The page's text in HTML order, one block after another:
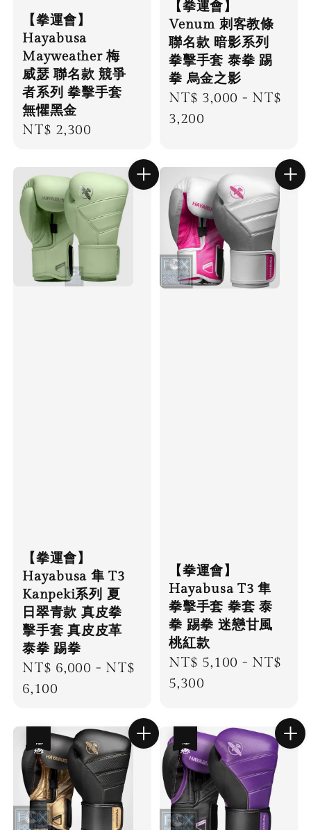
【拳運會】
Hayabusa
Mayweather 梅
威瑟 聯名款 競爭
者系列 拳擊手套
無懼黑金
Regular
NT$ 2,300
【拳運會】
Venum 刺客教條
聯名款 暗影系列
拳擊手套 泰拳 踢
拳 烏金之影
Regular
price
NT$ 3,000 - NT$
3,200
【拳運會】
Hayabusa 隼 T3
Kanpeki系列 夏
日翠青款 真皮拳
擊手套 真皮皮革
泰拳 踢拳
Regular
price
NT$ 6,000 - NT$
6,100
【拳運會】
Hayabusa T3 隼
拳擊手套 拳套 泰
拳 踢拳 迷戀甘風
桃紅款
Regular
price
NT$ 5,100 - NT$
5,300